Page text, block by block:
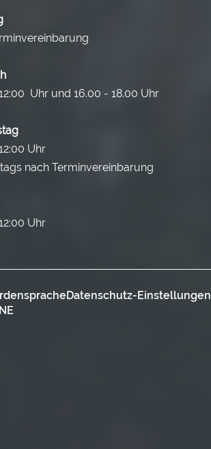
Uhr und 16.00 - 18.00 Uhr
12:00 Uhr
nach Terminvereinbarung
Uhr
Datenschutz-Einstellungen